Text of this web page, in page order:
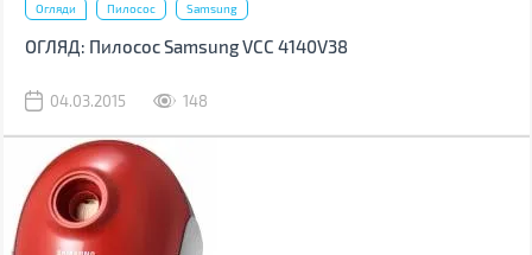
Огляди Пилосос Samsung
ОГЛЯД: Пилосос Samsung VCC 4140V38
04.03.2015 148